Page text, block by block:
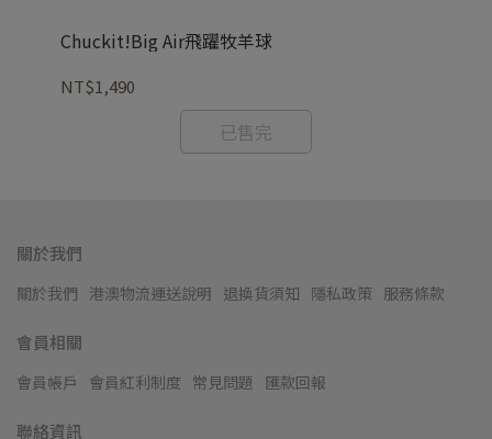
Chuckit!Big Air飛躍牧羊球
NT$1,490
已售完
關於我們
關於我們 港澳物流運送說明 退換貨須知 隱私政策 服務條款
會員相關
會員帳戶 會員紅利制度 常見問題 匯款回報
聯絡資訊